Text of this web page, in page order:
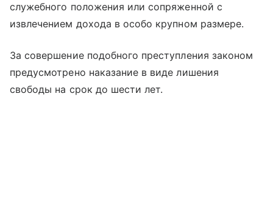
служебного положения или сопряженной с
извлечением дохода в особо крупном размере.
За совершение подобного преступления законом
предусмотрено наказание в виде лишения
свободы на срок до шести лет.